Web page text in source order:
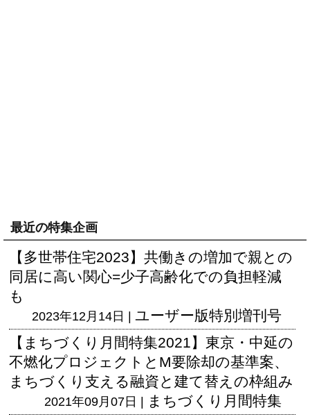
最近の特集企画
【多世帯住宅2023】共働きの増加で親との
同居に高い関心=少子高齢化での負担軽減
も
2023年12月14日 | ユーザー版特別増刊号
【まちづくり月間特集2021】東京・中延の
不燃化プロジェクトとM要除却の基準案、
まちづくり支える融資と建て替えの枠組み
2021年09月07日 |
まちづくり月間特集